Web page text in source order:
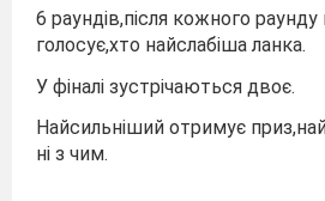
6 раундів,після кожного
голосує,хто найслабіша ланка.
У фіналі зустрічаються двоє.
Найсильніший отримує
ні з чим.